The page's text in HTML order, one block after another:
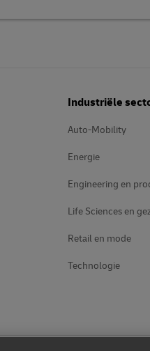
Industriële
Auto-Mobility
Energie
Engineering en
Life Sciences en
Retail en mode
Technologie